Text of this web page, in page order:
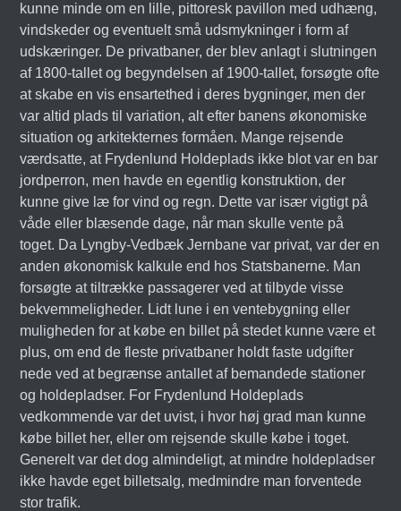
kunne minde om en lille, pittoresk pavillon med udhæng,
vindskeder og eventuelt små udsmykninger i form af
udskæringer. De privatbaner, der blev anlagt i slutningen
af 1800-tallet og begyndelsen af 1900-tallet, forsøgte ofte
at skabe en vis ensartethed i deres bygninger, men der
var altid plads til variation, alt efter banens økonomiske
situation og arkitekternes formåen. Mange rejsende
værdsatte, at Frydenlund Holdeplads ikke blot var en bar
jordperron, men havde en egentlig konstruktion, der
kunne give læ for vind og regn. Dette var især vigtigt på
våde eller blæsende dage, når man skulle vente på
toget. Da Lyngby-Vedbæk Jernbane var privat, var der en
anden økonomisk kalkule end hos Statsbanerne. Man
forsøgte at tiltrække passagerer ved at tilbyde visse
bekvemmeligheder. Lidt lune i en ventebygning eller
muligheden for at købe en billet på stedet kunne være et
plus, om end de fleste privatbaner holdt faste udgifter
nede ved at begrænse antallet af bemandede stationer
og holdepladser. For Frydenlund Holdeplads
vedkommende var det uvist, i hvor høj grad man kunne
købe billet her, eller om rejsende skulle købe i toget.
Generelt var det dog almindeligt, at mindre holdepladser
ikke havde eget billetsalg, medmindre man forventede
stor trafik.